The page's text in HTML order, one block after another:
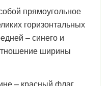
прямоугольное
горизонтальных
– синего и
ширины
– красный флаг